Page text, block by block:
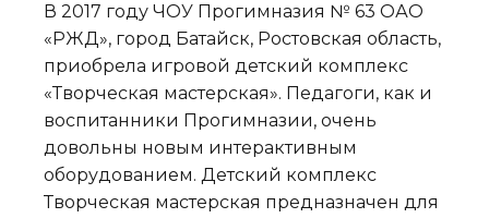
В 2017 году ЧОУ Прогимназия № 63 ОАО
«РЖД», город Батайск, Ростовская область,
приобрела игровой детский комплекс
«Творческая мастерская». Педагоги, как и
воспитанники Прогимназии, очень
довольны новым интерактивным
оборудованием. Детский комплекс
Творческая мастерская предназначен для